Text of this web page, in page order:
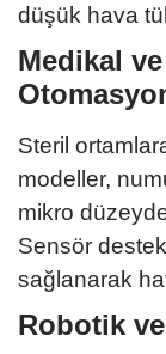
düşük hava
Medikal
Steril
modeller,
mikro
Sensör
sağlanarak
Robotik